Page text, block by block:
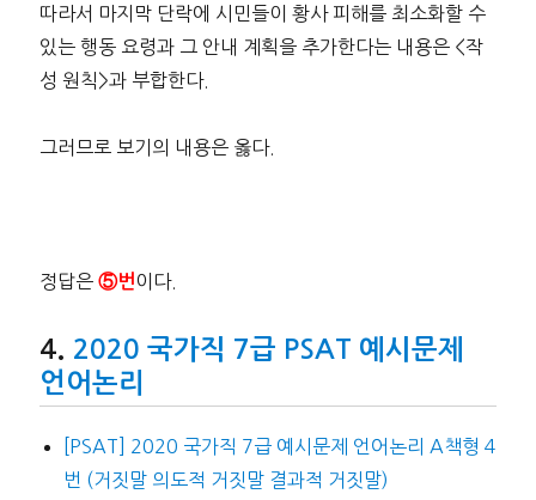
따라서 마지막 단락에 시민들이 황사 피해를 최소화할 수
있는 행동 요령과 그 안내 계획을 추가한다는 내용은 <작
성 원칙>과 부합한다.
그러므로 보기의 내용은 옳다.
정답은 ⑤번 이다.
2020 국가직 7급 PSAT 예시문제
언어논리
[PSAT] 2020 국가직 7급 예시문제 언어논리 A책형 4
번 (거짓말 의도적 거짓말 결과적 거짓말)